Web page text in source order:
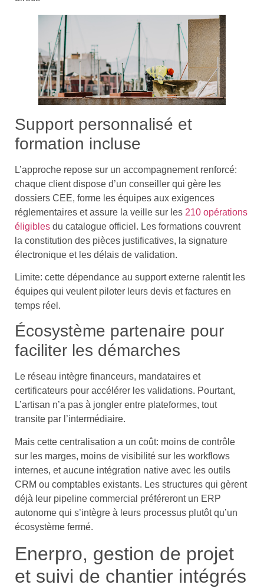
Support personnalisé et
formation incluse
L’approche repose sur un accompagnement renforcé:
chaque client dispose d’un conseiller qui gère les
dossiers CEE, forme les équipes aux exigences
réglementaires et assure la veille sur les 210 opérations
éligibles du catalogue officiel. Les formations couvrent
la constitution des pièces justificatives, la signature
électronique et les délais de validation.
Limite: cette dépendance au support externe ralentit les
équipes qui veulent piloter leurs devis et factures en
temps réel.
Écosystème partenaire pour
faciliter les démarches
Le réseau intègre financeurs, mandataires et
certificateurs pour accélérer les validations. Pourtant,
L’artisan n’a pas à jongler entre plateformes, tout
transite par l’intermédiaire.
Mais cette centralisation a un coût: moins de contrôle
sur les marges, moins de visibilité sur les workflows
internes, et aucune intégration native avec les outils
CRM ou comptables existants. Les structures qui gèrent
déjà leur pipeline commercial préféreront un ERP
autonome qui s’intègre à leurs processus plutôt qu’un
écosystème fermé.
Enerpro, gestion de projet
et suivi de chantier intégrés